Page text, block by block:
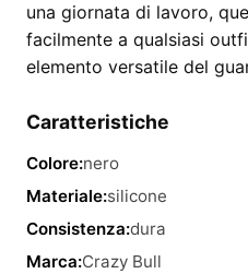
una giornata di lavoro,
facilmente a qualsiasi
elemento versatile del
Caratteristiche
Colore:nero
Materiale:silicone
Consistenza:dura
Marca:Crazy Bull